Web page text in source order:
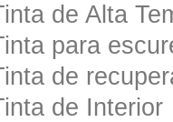
de Alta
para
de
de Interior